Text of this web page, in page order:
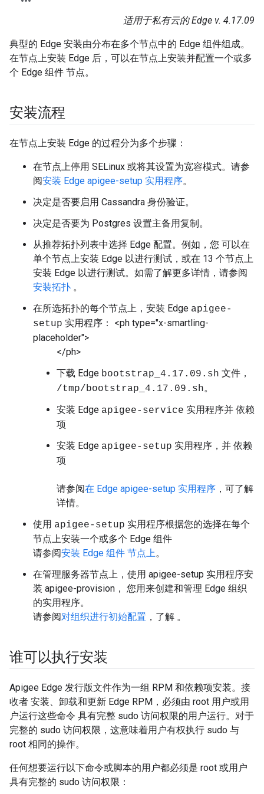
适用于私有云的 Edge v. 4.17.09
典型的 Edge 安装由分布在多个节点中的 Edge 组件组成。
在节点上安装 Edge 后，可以在节点上安装并配置一个或多
个 Edge 组件 节点。
安装流程
在节点上安装 Edge 的过程分为多个步骤：
在节点上停用 SELinux 或将其设置为宽容模式。请参
阅安装 Edge apigee-setup 实用程序。
决定是否要启用 Cassandra 身份验证。
决定是否要为 Postgres 设置主备用复制。
从推荐拓扑列表中选择 Edge 配置。例如，您 可以在
单个节点上安装 Edge 以进行测试，或在 13 个节点上
安装 Edge 以进行测试。如需了解更多详情，请参阅
安装拓扑 。
在所选拓扑的每个节点上，安装 Edge apigee-
setup 实用程序： <ph type="x-smartling-
placeholder">
</ph>
下载 Edge bootstrap_4.17.09.sh 文件，
/tmp/bootstrap_4.17.09.sh。
安装 Edge apigee-service 实用程序并 依赖
项
安装 Edge apigee-setup 实用程序，并 依赖
项
请参阅在 Edge apigee-setup 实用程序 ，可了解
详情。
使用 apigee-setup 实用程序根据您的选择在每个
节点上安装一个或多个 Edge 组件
请参阅安装 Edge 组件 节点上。
在管理服务器节点上，使用 apigee-setup 实用程序安
装 apigee-provision， 您用来创建和管理 Edge 组织
的实用程序。
请参阅对组织进行初始配置 ，了解 。
谁可以执行安装
Apigee Edge 发行版文件作为一组 RPM 和依赖项安装。接
收者 安装、卸载和更新 Edge RPM，必须由 root 用户或用
户运行这些命令 具有完整 sudo 访问权限的用户运行。对于
完整的 sudo 访问权限，这意味着用户有权执行 sudo 与
root 相同的操作。
任何想要运行以下命令或脚本的用户都必须是 root 或用户
具有完整的 sudo 访问权限：